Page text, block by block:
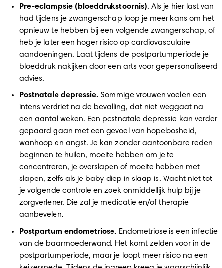
Pre-eclampsie (bloeddrukstoornis). Als je hier last van
had tijdens je zwangerschap loop je meer kans om het
opnieuw te hebben bij een volgende zwangerschap, of
heb je later een hoger risico op cardiovasculaire
aandoeningen. Laat tijdens de postpartumperiode je
bloeddruk nakijken door een arts voor gepersonaliseerd
advies.
Postnatale depressie. Sommige vrouwen voelen een
intens verdriet na de bevalling, dat niet weggaat na
een aantal weken. Een postnatale depressie kan verder
gepaard gaan met een gevoel van hopeloosheid,
wanhoop en angst. Je kan zonder aantoonbare reden
beginnen te huilen, moeite hebben om je te
concentreren, je overslapen of moeite hebben met
slapen, zelfs als je baby diep in slaap is. Wacht niet tot
je volgende controle en zoek onmiddellijk hulp bij je
zorgverlener. Die zal je medicatie en/of therapie
aanbevelen.
Postpartum endometriose. Endometriose is een infectie
van de baarmoederwand. Het komt zelden voor in de
postpartumperiode, maar je loopt meer risico na een